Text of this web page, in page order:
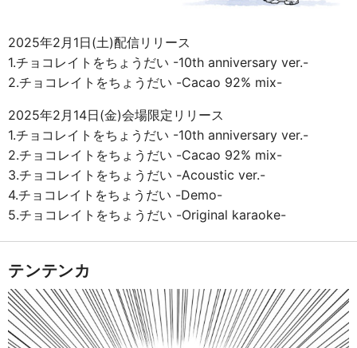
2025年2月1日(土)配信リリース
1.チョコレイトをちょうだい -10th anniversary ver.-
2.チョコレイトをちょうだい -Cacao 92% mix-
2025年2月14日(金)会場限定リリース
1.チョコレイトをちょうだい -10th anniversary ver.-
2.チョコレイトをちょうだい -Cacao 92% mix-
3.チョコレイトをちょうだい -Acoustic ver.-
4.チョコレイトをちょうだい -Demo-
5.チョコレイトをちょうだい -Original karaoke-
テンテンカ